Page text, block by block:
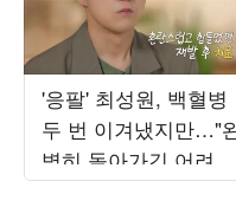
'응팔' 최성원, 백혈병
두 번 이겨냈지만…"
벽히 돌아가긴 어려워"
('해투')